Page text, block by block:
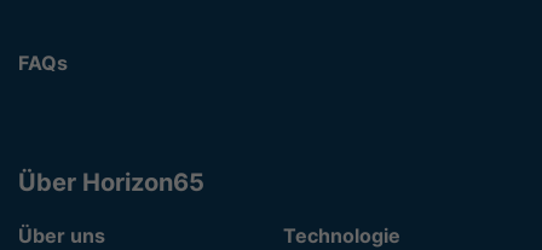
FAQs
Über Horizon65
Über uns Technologie